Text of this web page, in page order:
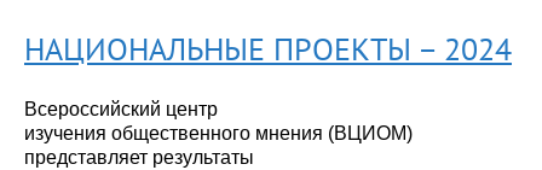
НАЦИОНАЛЬНЫЕ ПРОЕКТЫ – 2024
Всероссийский центр
изучения общественного мнения (ВЦИОМ)
представляет результаты